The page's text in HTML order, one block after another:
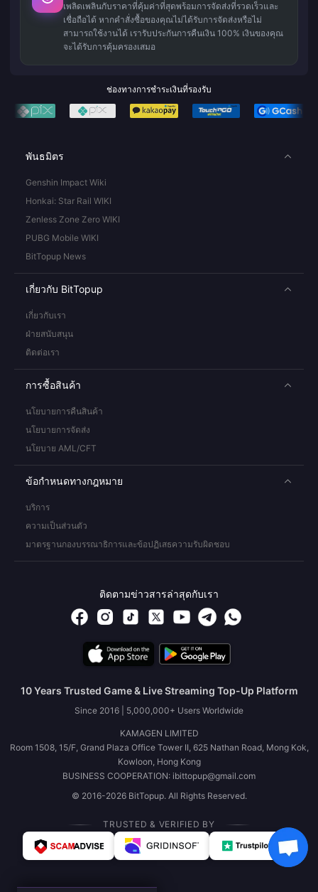
เพลิดเพลินกับราคาที่คุ้มค่าที่สุดพร้อมการจัดส่งที่รวดเร็วและ
เชื่อถือได้ หากคำสั่งซื้อของคุณไม่ได้รับการจัดส่งหรือไม่
สามารถใช้งานได้ เรารับประกันการคืนเงิน 100% เงินของคุณ
จะได้รับการคุ้มครองเสมอ
ช่องทางการชำระเงินที่รองรับ
พันธมิตร
Genshin Impact Wiki
Honkai: Star Rail WIKI
Zenless Zone Zero WIKI
PUBG Mobile WIKI
BitTopup News
เกี่ยวกับ BitTopup
เกี่ยวกับเรา
ฝ่ายสนับสนุน
ติดต่อเรา
การซื้อสินค้า
นโยบายการคืนสินค้า
นโยบายการจัดส่ง
นโยบาย AML/CFT
ข้อกำหนดทางกฎหมาย
บริการ
ความเป็นส่วนตัว
มาตรฐานกองบรรณาธิการและข้อปฏิเสธความรับผิดชอบ
ติดตามข่าวสารล่าสุดกับเรา
10 Years Trusted Game & Live Streaming Top-Up Platform
Since 2016 | 5,000,000+ Users Worldwide
KAMAGEN LIMITED
Room 1508, 15/F, Grand Plaza Office Tower II, 625 Nathan Road, Mong Kok,
Kowloon, Hong Kong
BUSINESS COOPERATION: ibittopup@gmail.com
© 2016-2026 BitTopup. All Rights Reserved.
TRUSTED & VERIFIED BY